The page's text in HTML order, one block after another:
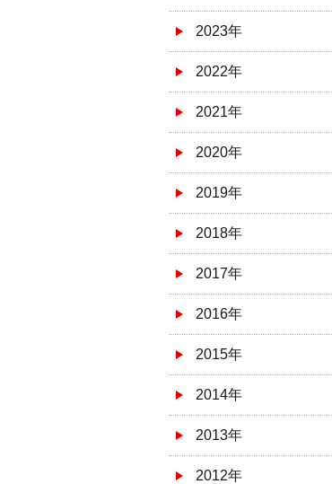
2023年
2022年
2021年
2020年
2019年
2018年
2017年
2016年
2015年
2014年
2013年
2012年